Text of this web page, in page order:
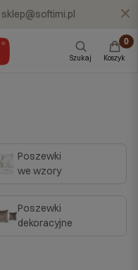
sklep@softimi.pl X
Szukaj Koszyk
Poszewki
we wzory
Poszewki
dekoracyjne